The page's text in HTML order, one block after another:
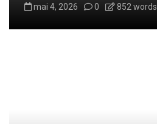
i
mai 4, 2026 0 852 words